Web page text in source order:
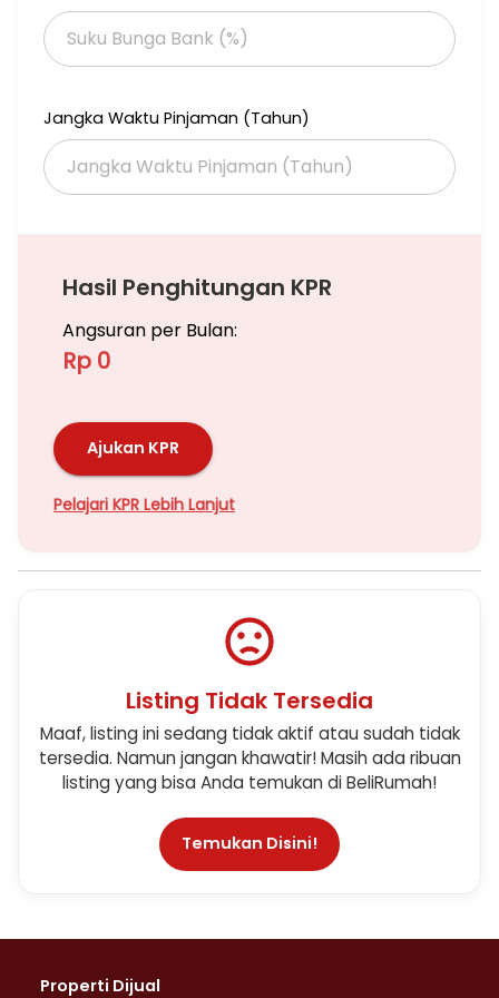
Jangka Waktu Pinjaman (Tahun)
Hasil Penghitungan KPR
Angsuran per Bulan:
Rp 0
Ajukan KPR
Pelajari KPR Lebih Lanjut
Listing Tidak Tersedia
Maaf, listing ini sedang tidak aktif atau sudah tidak
tersedia. Namun jangan khawatir! Masih ada ribuan
listing yang bisa Anda temukan di BeliRumah!
Temukan Disini!
Properti Dijual